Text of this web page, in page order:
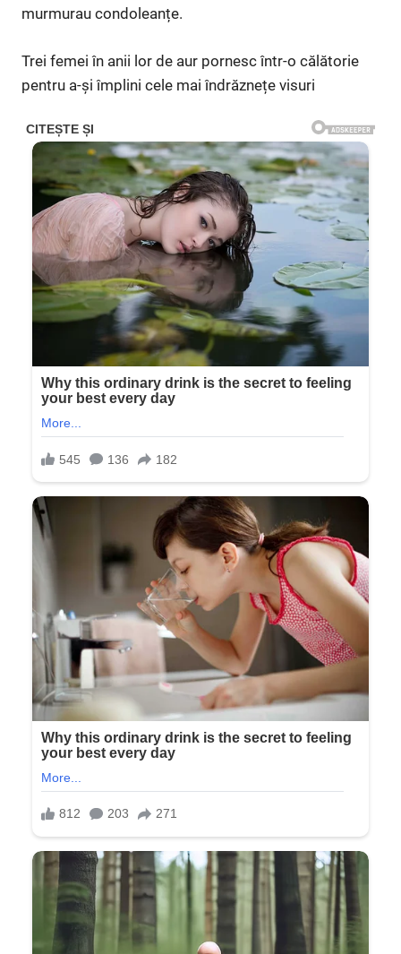
murmurau condoleanțe.
Trei femei în anii lor de aur pornesc într-o călătorie
pentru a-și împlini cele mai îndrăznețe visuri